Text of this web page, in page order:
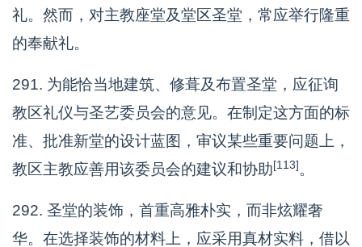
礼。然而，对主教座堂及堂区圣堂，常应举行隆重
的奉献礼。
291. 为能恰当地建筑、修葺及布置圣堂，应征询
教区礼仪与圣艺委员会的意见。在制定这方面的标
准、批准新堂的设计蓝图，审议某些重要问题上，
教区主教应善用该委员会的建议和协助[113]。
292. 圣堂的装饰，首重高雅朴实，而非炫耀奢
华。在选择装饰的材料上，应采用真材实料，借以